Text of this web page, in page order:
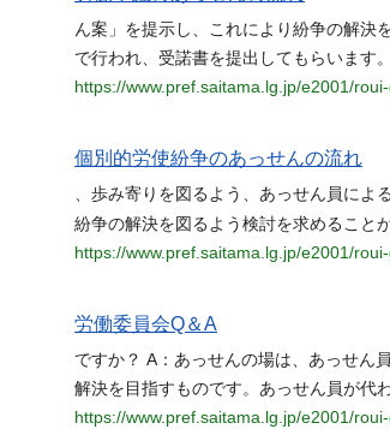
ん案」を提示し、これにより紛争の解決
で行われ、受諾書を提出してもらいます
https://www.pref.saitama.lg.jp/e2001/
個別的労使紛争のあっせんの流れ
、歩み寄りを図るよう、あっせん員によ
紛争の解決を図るよう検討を求めること
https://www.pref.saitama.lg.jp/e2001/
労働委員会Q＆A
ですか？ A：あっせんの場は、あっせん
解決を目指すものです。あっせん員が代
https://www.pref.saitama.lg.jp/e2001/